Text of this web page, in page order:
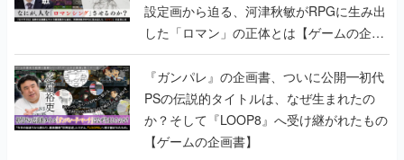
設定画から迫る、河津秋敏がRPGに生み出
した「ロマン」の正体とは【ゲームの企画
書】
『ガンパレ』の企画書、ついに公開━初代
PSの伝説的タイトルは、なぜ生まれたの
か？そして『LOOP8』へ受け継がれたもの
【ゲームの企画書】